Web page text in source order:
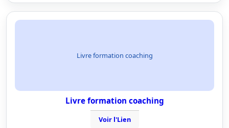
Livre formation coaching
Livre formation coaching
Voir l'Lien